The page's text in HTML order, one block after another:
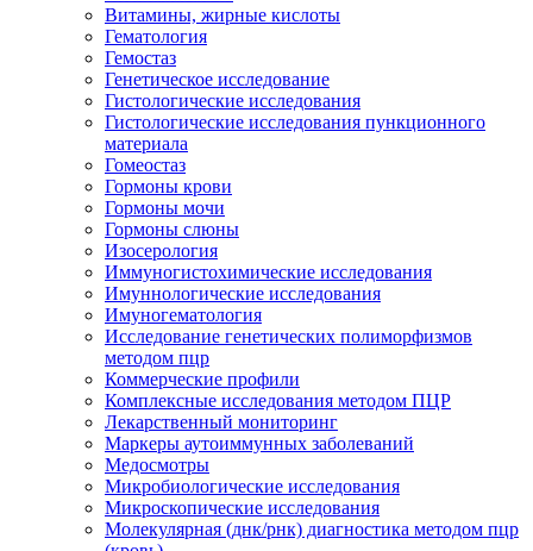
Витамины, жирные кислоты
Гематология
Гемостаз
Генетическое исследование
Гистологические исследования
Гистологические исследования пункционного
материала
Гомеостаз
Гормоны крови
Гормоны мочи
Гормоны слюны
Изосерология
Иммуногистохимические исследования
Имуннологические исследования
Имуногематология
Исследование генетических полиморфизмов
методом пцр
Коммерческие профили
Комплексные исследования методом ПЦР
Лекарственный мониторинг
Маркеры аутоиммунных заболеваний
Медосмотры
Микробиологические исследования
Микроскопические исследования
Молекулярная (днк/рнк) диагностика методом пцр